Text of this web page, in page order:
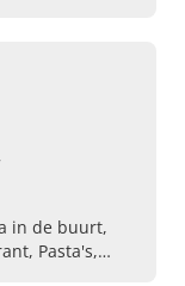
in de buurt,
Pasta's,